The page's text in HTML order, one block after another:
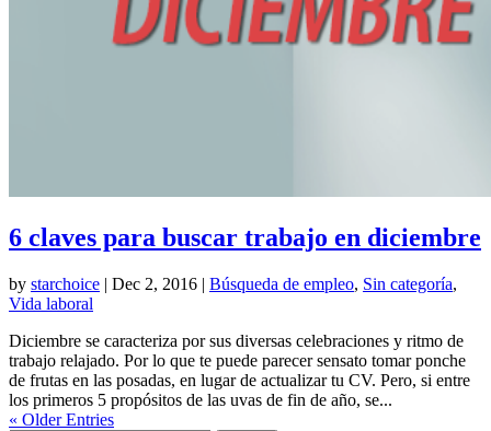
6 claves para buscar trabajo en diciembre
by starchoice | Dec 2, 2016 | Búsqueda de empleo, Sin categoría,
Vida laboral
Diciembre se caracteriza por sus diversas celebraciones y ritmo de
trabajo relajado. Por lo que te puede parecer sensato tomar ponche
de frutas en las posadas, en lugar de actualizar tu CV. Pero, si entre
los primeros 5 propósitos de las uvas de fin de año, se...
« Older Entries